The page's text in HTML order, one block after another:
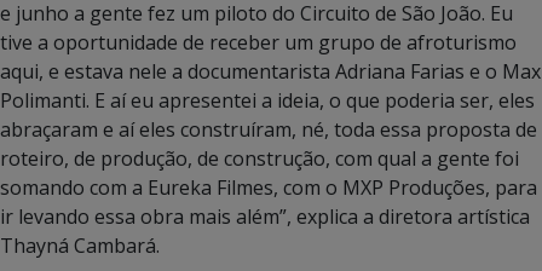
e junho a gente fez um piloto do Circuito de São João. Eu
tive a oportunidade de receber um grupo de afroturismo
aqui, e estava nele a documentarista Adriana Farias e o Max
Polimanti. E aí eu apresentei a ideia, o que poderia ser, eles
abraçaram e aí eles construíram, né, toda essa proposta de
roteiro, de produção, de construção, com qual a gente foi
somando com a Eureka Filmes, com o MXP Produções, para
ir levando essa obra mais além”, explica a diretora artística
Thayná Cambará.